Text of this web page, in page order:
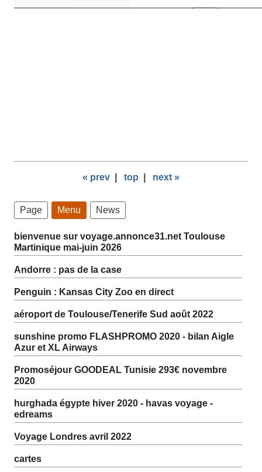
« prev top next »
Page Menu News
bienvenue sur voyage.annonce31.net Toulouse
Martinique mai-juin 2026
Andorre : pas de la case
Penguin : Kansas City Zoo en direct
aéroport de Toulouse/Tenerife Sud août 2022
sunshine promo FLASHPROMO 2020 - bilan Aigle
Azur et XL Airways
Promoséjour GOODEAL Tunisie 293€ novembre
2020
hurghada égypte hiver 2020 - havas voyage -
edreams
Voyage Londres avril 2022
cartes